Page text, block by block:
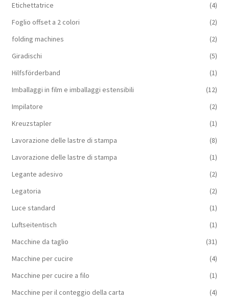
Etichettatrice
(4)
Foglio offset a 2 colori
(2)
folding machines
(2)
Giradischi
(5)
Hilfsförderband
(1)
Imballaggi in film e imballaggi estensibili
(12)
Impilatore
(2)
Kreuzstapler
(1)
Lavorazione delle lastre di stampa
(8)
Lavorazione delle lastre di stampa
(1)
Legante adesivo
(2)
Legatoria
(2)
Luce standard
(1)
Luftseitentisch
(1)
Macchine da taglio
(31)
Macchine per cucire
(4)
Macchine per cucire a filo
(1)
Macchine per il conteggio della carta
(4)